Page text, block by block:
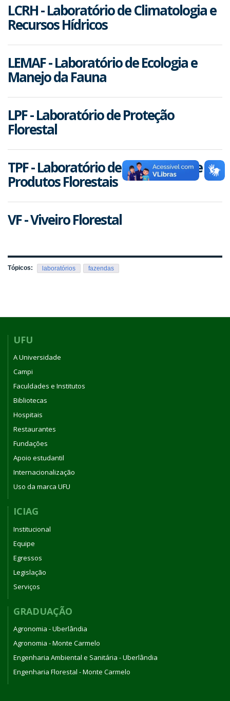
LCRH - Laboratório de Climatologia e
Recursos Hídricos
LEMAF - Laboratório de Ecologia e
Manejo da Fauna
LPF - Laboratório de Proteção
Florestal
TPF - Laboratório de Tecnologia de
Produtos Florestais
VF - Viveiro Florestal
Tópicos: laboratórios fazendas
UFU
A Universidade
Campi
Faculdades e Institutos
Bibliotecas
Hospitais
Restaurantes
Fundações
Apoio estudantil
Internacionalização
Uso da marca UFU
ICIAG
Institucional
Equipe
Egressos
Legislação
Serviços
GRADUAÇÃO
Agronomia - Uberlândia
Agronomia - Monte Carmelo
Engenharia Ambiental e Sanitária - Uberlândia
Engenharia Florestal - Monte Carmelo